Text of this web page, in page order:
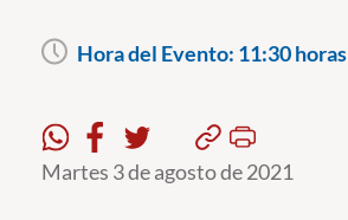
Pregrado
Formación Continua
Hora del Evento: 11:30 horas
Martes 3 de agosto de 2021